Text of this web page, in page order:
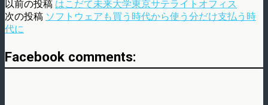
以前の投稿 はこだて未来大学東京サテライトオフィス
次の投稿 ソフトウェアも買う時代から使う分だけ支払う時
代に
Facebook comments: